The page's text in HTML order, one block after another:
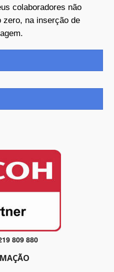
colaboradores não
zero, na inserção de
809 880